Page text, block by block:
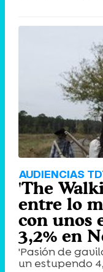
AUDIENCIAS
'The
entre lo
con unos
3,2% en
'Pasión de
un estupendo